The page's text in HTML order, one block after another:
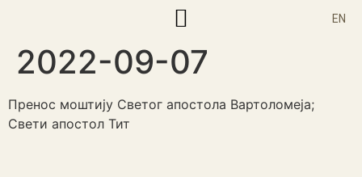
EN
2022-09-07
Пренос моштију Светог апостола Вартоломеја;
Свети апостол Тит